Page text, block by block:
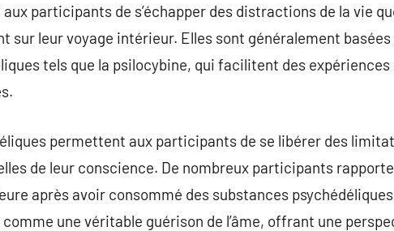
participants de s’échapper des distractions de la vie
sur leur voyage intérieur. Elles sont généralement basées
tels que la psilocybine, qui facilitent des
permettent aux participants de se libérer des
de leur conscience. De nombreux participants
après avoir consommé des substances
une véritable guérison de l’âme, offrant une